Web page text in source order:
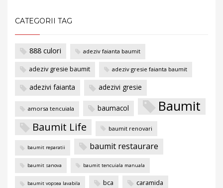
CATEGORII TAG
888 culori adeziv faianta baumit
adeziv gresie baumit adeziv gresie faianta baumit
adezivi faianta adezivi gresie
amorsa tencuiala baumacol Baumit
Baumit Life baumit renovari
baumit reparatii baumit restaurare
baumit sanova baumit tencuiala manuala
baumit vopsea lavabila bca caramida